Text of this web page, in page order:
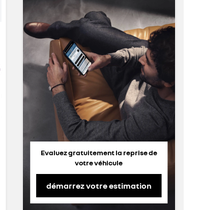
Evaluez gratuitement la reprise de
votre véhicule
démarrez votre estimation